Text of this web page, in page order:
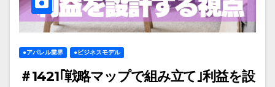
●アパレル業界 ●ビジネスモデル
＃1421｢戦略マップで組み立て｣利益を設